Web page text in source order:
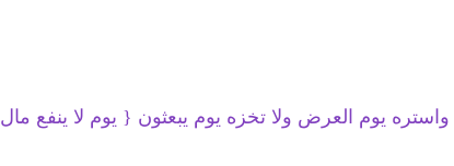
العرض ولا تخزه يوم يبعثون { يوم لا ينفع مال ولا بنون .88. إلا من أتى